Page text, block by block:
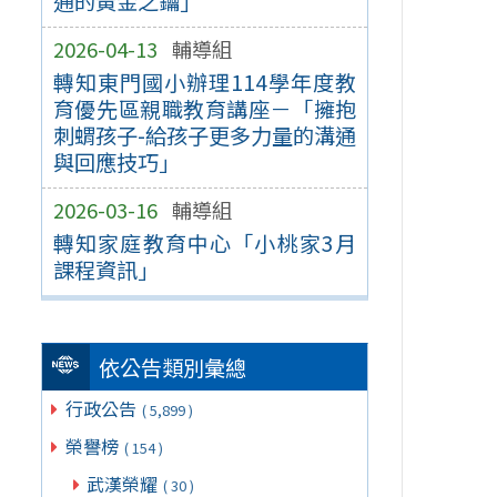
2026-04-13 輔導組
轉知東門國小辦理114學年度教
育優先區親職教育講座－「擁抱
刺蝟孩子-給孩子更多力量的溝通
與回應技巧」
2026-03-16 輔導組
轉知家庭教育中心「小桃家3月
課程資訊」
依公告類別彙總
行政公告 ( 5,899 )
榮譽榜 ( 154 )
武漢榮耀 ( 30 )